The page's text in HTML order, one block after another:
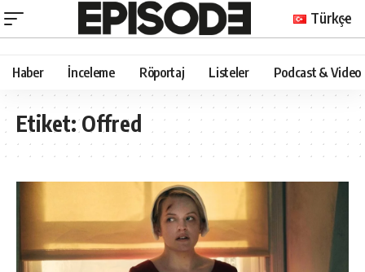
Türkçe
Haber İnceleme Röportaj Listeler Podcast & Video
Etiket:Offred